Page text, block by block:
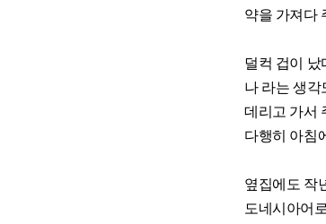
약을 가져다
덜컥 겁이 났
나 라는 생각
데리고 가서
다행히 아침
옆집에도 작
도네시아어